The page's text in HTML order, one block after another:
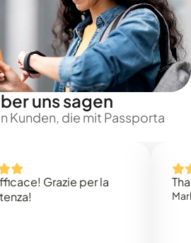
uns sagen
Kunden, die mit Passporta
Grazie per la
Thank
Mark N.